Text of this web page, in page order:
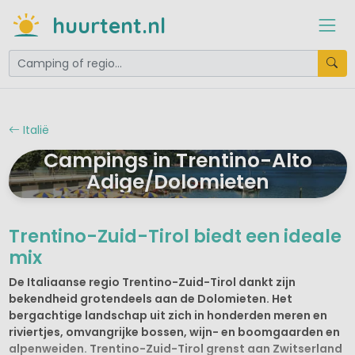
huurtent.nl
Italië
Campings in Trentino-Alto
Adige/Dolomieten
Trentino-Zuid-Tirol biedt een ideale
mix
De Italiaanse regio Trentino-Zuid-Tirol dankt zijn
bekendheid grotendeels aan de Dolomieten. Het
bergachtige landschap uit zich in honderden meren en
riviertjes, omvangrijke bossen, wijn- en boomgaarden en
alpenweiden. Trentino-Zuid-Tirol grenst aan Zwitserland